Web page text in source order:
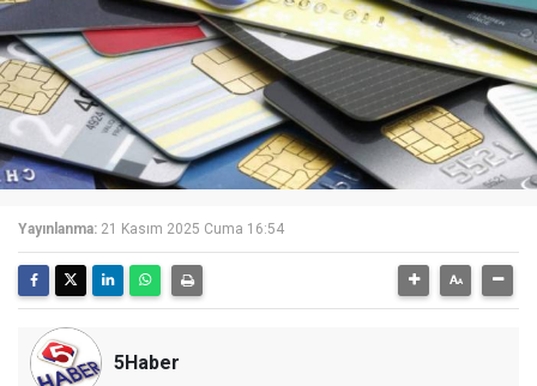
Yayınlanma: 21 Kasım 2025 Cuma 16:54
5Haber